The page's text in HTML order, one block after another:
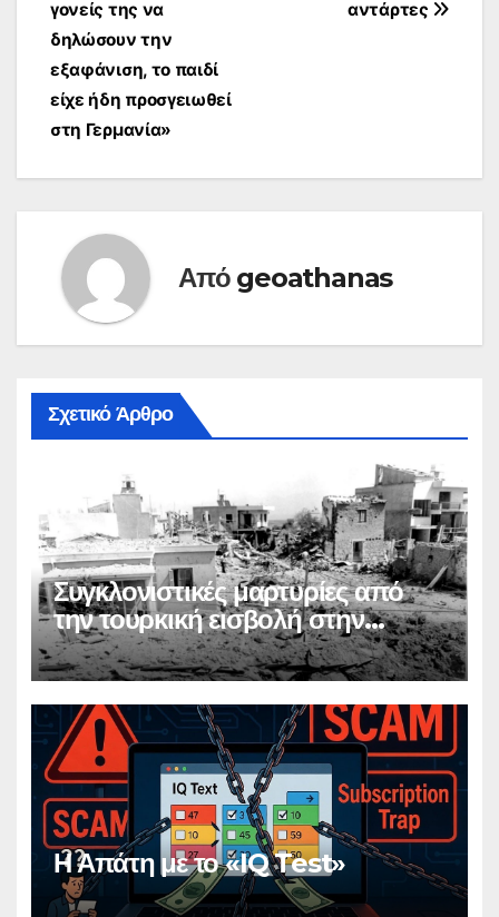
αντάρτες
γονείς της να
δηλώσουν την
εξαφάνιση, το παιδί
είχε ήδη προσγειωθεί
στη Γερμανία»
Από geoathanas
Σχετικό Άρθρο
Συγκλονιστικές μαρτυρίες από
την τουρκική εισβολή στην
Κύπρο
Η Απάτη με το «IQ Test»